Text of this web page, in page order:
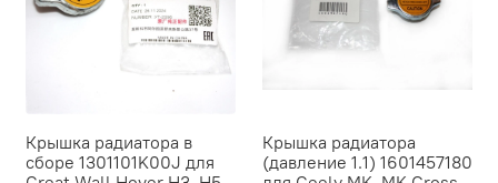
Крышка радиатора в
сборе 1301101K00J для
Крышка радиатора
(давление 1.1) 1601457180